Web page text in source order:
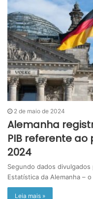
2 de maio de 2024
Alemanha
PIB referente
2024
Segundo dados
Estatística da Alemanha –
Leia mais »